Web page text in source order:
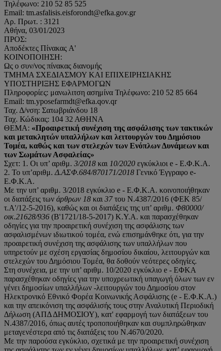
Τηλέφωνο: 210 52 85 525
Email: tm.asfalisis.eisforondt@efka.gov.gr
Αρ. Πρωτ. : 3121
Αθήνα, 03/01/2023
ΠΡΟΣ:
Αποδέκτες Πίνακας A'
ΚΟΙΝΟΠΟΙΗΣΗ:
Ως ο συν/νος πίνακας διανομής
ΤΜΗΜΑ ΣΧΕΔΙΑΣΜΟΥ ΚΑΙ ΕΠΙΧΕΙΡΗΣΙΑΚΗΣ
ΥΠΟΣΤΗΡΙΞΗΣ ΕΦΑΡΜΟΓΩΝ
Πληροφορίες: μανωλιτση ασημίνα Τηλέφωνο: 210 52 85 664
Email: tm.yposefarmdt@efka.qov.qr
Ταχ. Δ/νση: Σατωβριάνδου 18
Ταχ. Κώδικας: 104 32 ΑΘΗΝΑ
ΘΕΜΑ: «Προαιρετική συνέχιση της ασφάλισης των τακτικών
και μετακλητών υπαλλήλων και λειτουργών του Δημόσιου
Τομέα, καθώς και των στελεχών των Ενόπλων Δυνάμεων και
των Σωμάτων Ασφαλείας»
Σχετ: 1. Οι υπ’ αριθμ. 3/2018 και 10/2020 εγκύκλιοι e - Ε.Φ.Κ.Α.
2. Το υπ’αριθμ. Δ.ΑΣΦ.684/870171/2018 Γενικό Έγγραφο e-
Ε.Φ.Κ.Α.
Με την υπ’ αριθμ. 3/2018 εγκύκλιο e - Ε.Φ.Κ.Α. κοινοποιήθηκαν
οι διατάξεις των άρθρων 18 και 37του Ν.4387/2016 (ΦΕΚ 85/
τ.Α'/12-5-2016), καθώς και οι διατάξεις της υπ’ αριθμ. Φ80000/
οικ.21628/936 (Β'1721/18-5-2017) Κ.Υ.Α. και παρασχέθηκαν
οδηγίες για την προαιρετική συνέχιση της ασφάλισης των
ασφαλισμένων ιδιωτικού τομέα, ενώ επισημάνθηκε ότι, για την
προαιρετική συνέχιση της ασφάλισης των υπαλλήλων που
υπηρετούν με σχέση εργασίας δημοσίου δικαίου, λειτουργών και
στελεχών του Δημόσιου Τομέα, θα δοθούν νεότερες οδηγίες.
Στη συνέχεια, με την υπ’ αριθμ. 10/2020 εγκύκλιο e - ΕΦΚΑ
παρασχέθηκαν οδηγίες για την υποχρεωτική υπαγωγή όλων των εν
γένει δημοσίων υπαλλήλων -λειτουργών του Δημοσίου στον
Ηλεκτρονικό Εθνικό Φορέα Κοινωνικής Ασφάλισης (e - Ε.Φ.Κ.Α.)
και την απεικόνιση της ασφάλισής τους στην Αναλυτική Περιοδική
Δήλωση (ΑΠΔ ΔΗΜΟΣΙΟΥ), κατ' εφαρμογή των διατάξεων του
Ν.4387/2016, όπως αυτές τροποποιήθηκαν και συμπληρώθηκαν
μεταγενέστερα από τις διατάξεις του Ν.4670/2020.
Με την παρούσα εγκύκλιο, σχετικά με την προαιρετική συνέχιση